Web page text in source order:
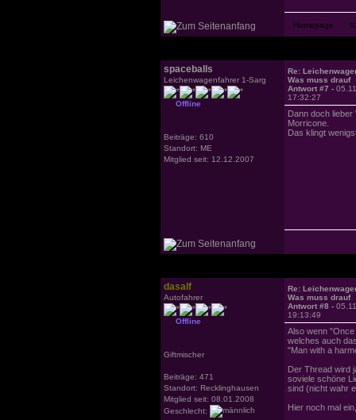
spaceballs
Leichenwagenfahrer 1-Sarg
Offline
Beiträge: 610
Standort: ME
Mitglied seit: 12.12.2007
Re:
Was muss drauf
Antwort #7 -
17:32:27
Dann doch lieber
Morricone.
Das klingt
dasalf
Autofahrer
Offline
Giftmischer
Beiträge: 471
Standort: Recklinghausen
Mitglied seit: 08.01.2008
Geschlecht:
Re:
Was muss drauf
Antwort #8 -
19:13:49
Also wenn
welches auch
"Man with a
Der Thread wird
soviele schöne
sind (nicht wahr
Hier noch mal